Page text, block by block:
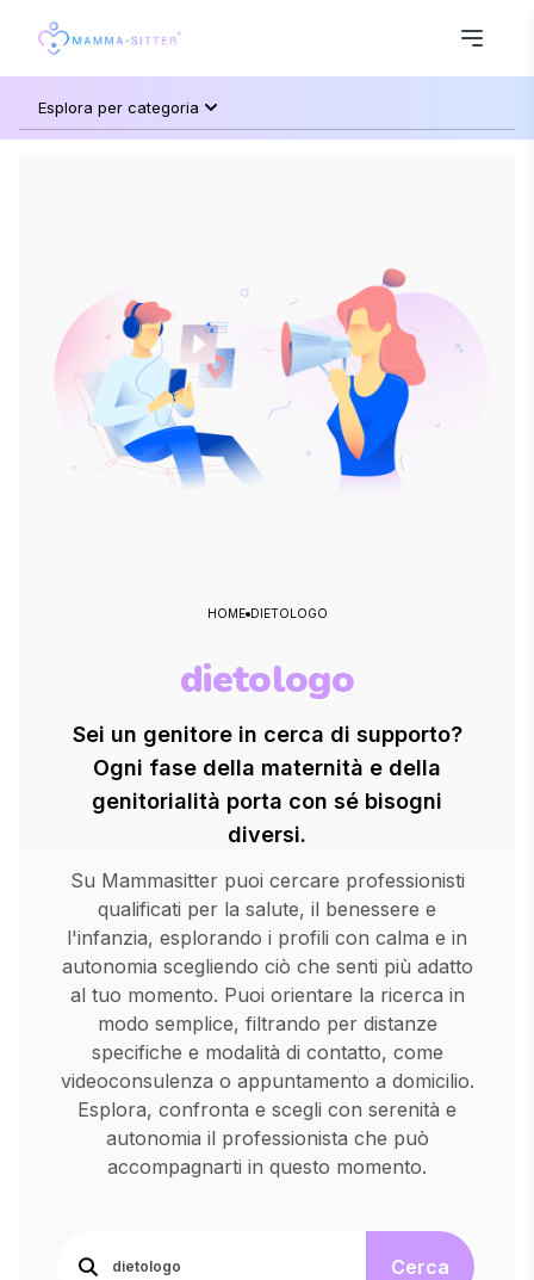
Esplora per categoria
HOME DIETOLOGO
dietologo
Sei un genitore in cerca di supporto?
Ogni fase della maternità e della
genitorialità porta con sé bisogni
diversi.
Su Mammasitter puoi cercare professionisti
qualificati per la salute, il benessere e
l'infanzia, esplorando i profili con calma e in
autonomia scegliendo ciò che senti più adatto
al tuo momento. Puoi orientare la ricerca in
modo semplice, filtrando per distanze
specifiche e modalità di contatto, come
videoconsulenza o appuntamento a domicilio.
Esplora, confronta e scegli con serenità e
autonomia il professionista che può
accompagnarti in questo momento.
Cerca